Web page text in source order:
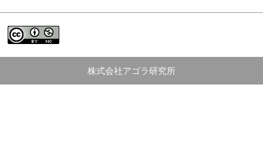
株式会社アゴラ研究所